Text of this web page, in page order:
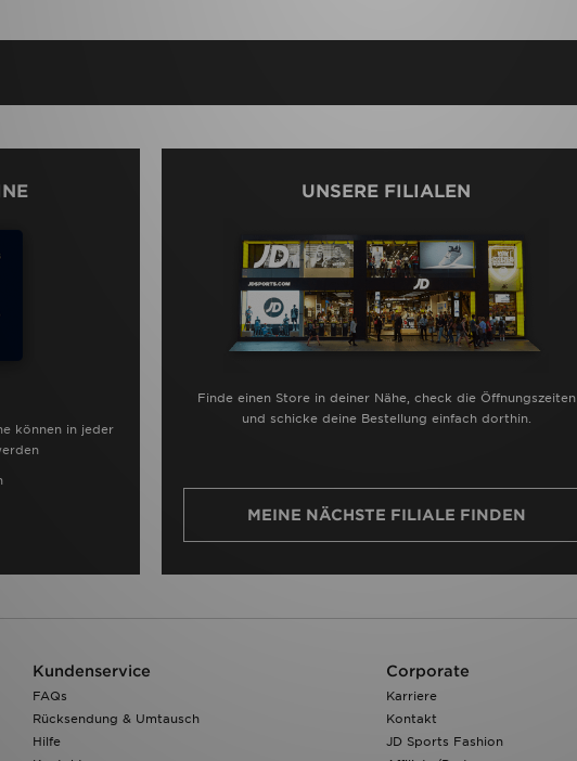
können in jeder
UNSERE FILIALEN
Finde einen Store in deiner Nähe, check die Öffnungszeiten
und schicke deine Bestellung einfach dorthin.
MEINE NÄCHSTE FILIALE FINDEN
Kundenservice
FAQs
Rücksendung & Umtausch
Hilfe
Corporate
Karriere
Kontakt
JD Sports Fashion